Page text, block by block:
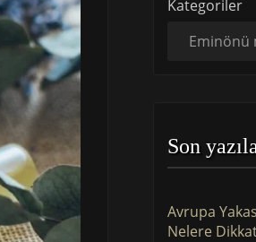
Kategoriler
Son
Avrupa
Nelere